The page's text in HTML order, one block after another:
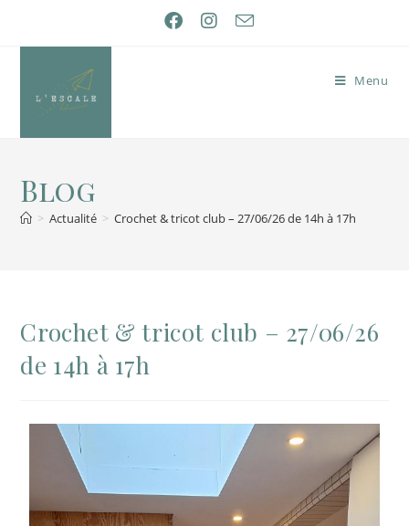
Menu
Blog
> Actualité > Crochet & tricot club – 27/06/26 de 14h à 17h
Crochet & tricot club – 27/06/26
de 14h à 17h